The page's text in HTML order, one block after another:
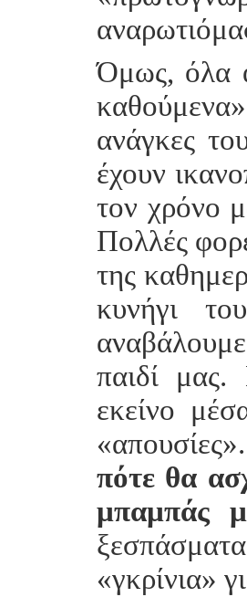
Όμως, όλα
ανάγκες
έχουν
τον χρόνο
Πολλές
της
κυνήγι
παιδί μας.
εκείνο
πότε θα
μπαμπάς
«γκρίνια»